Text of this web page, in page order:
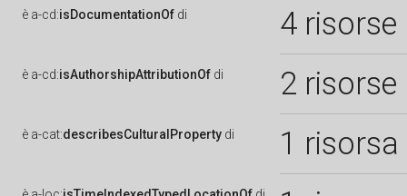
è a-cd:isDocumentationOf di 4 risorse
è a-cd:isAuthorshipAttributionOf di 2 risorse
è a-cat:describesCulturalProperty di 1 risorsa